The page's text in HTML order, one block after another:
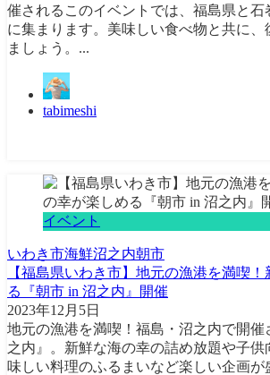
催されるこのイベントでは、福島県と石
に集まります。美味しい食べ物と共に、
ましょう。...
tabimeshi
イベント
いわき市海鮮沼之内朝市
【福島県いわき市】地元の漁港を満喫
る『朝市 in 沼之内』開催
2023年12月5日
地元の漁港を満喫！福島・沼之内で開催
之内』。新鮮な海の幸の詰め放題や子供
味しい料理のふるまいなど楽しい企画が